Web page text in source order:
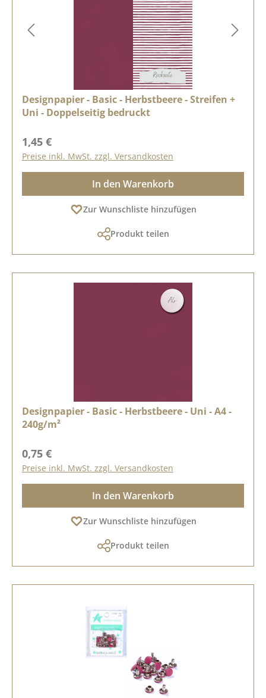
Designpapier - Basic - Herbstbeere - Streifen +
Uni - Doppelseitig bedruckt
Regulärer Preis:
1,45 €
Preise inkl. MwSt. zzgl. Versandkosten
In den Warenkorb
Zur Wunschliste hinzufügen
Produkt teilen
Designpapier - Basic - Herbstbeere - Uni - A4 -
240g/m²
Regulärer Preis:
0,75 €
Preise inkl. MwSt. zzgl. Versandkosten
In den Warenkorb
Zur Wunschliste hinzufügen
Produkt teilen